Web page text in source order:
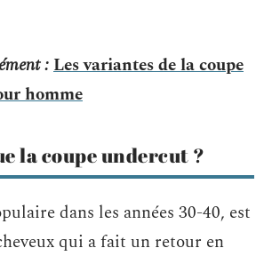
:Les variantes de la coupe
homme
la coupe undercut ?
dans les années 30-40, est
qui a fait un retour en